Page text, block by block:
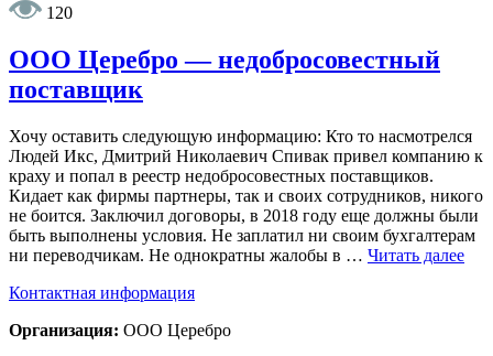
120
ООО Церебро — недобросовестный
поставщик
Хочу оставить следующую информацию: Кто то насмотрелся
Людей Икс, Дмитрий Николаевич Спивак привел компанию к
краху и попал в реестр недобросовестных поставщиков.
Кидает как фирмы партнеры, так и своих сотрудников, никого
не боится. Заключил договоры, в 2018 году еще должны были
быть выполнены условия. Не заплатил ни своим бухгалтерам
ни переводчикам. Не однократны жалобы в … Читать далее
Контактная информация
Организация: ООО Церебро